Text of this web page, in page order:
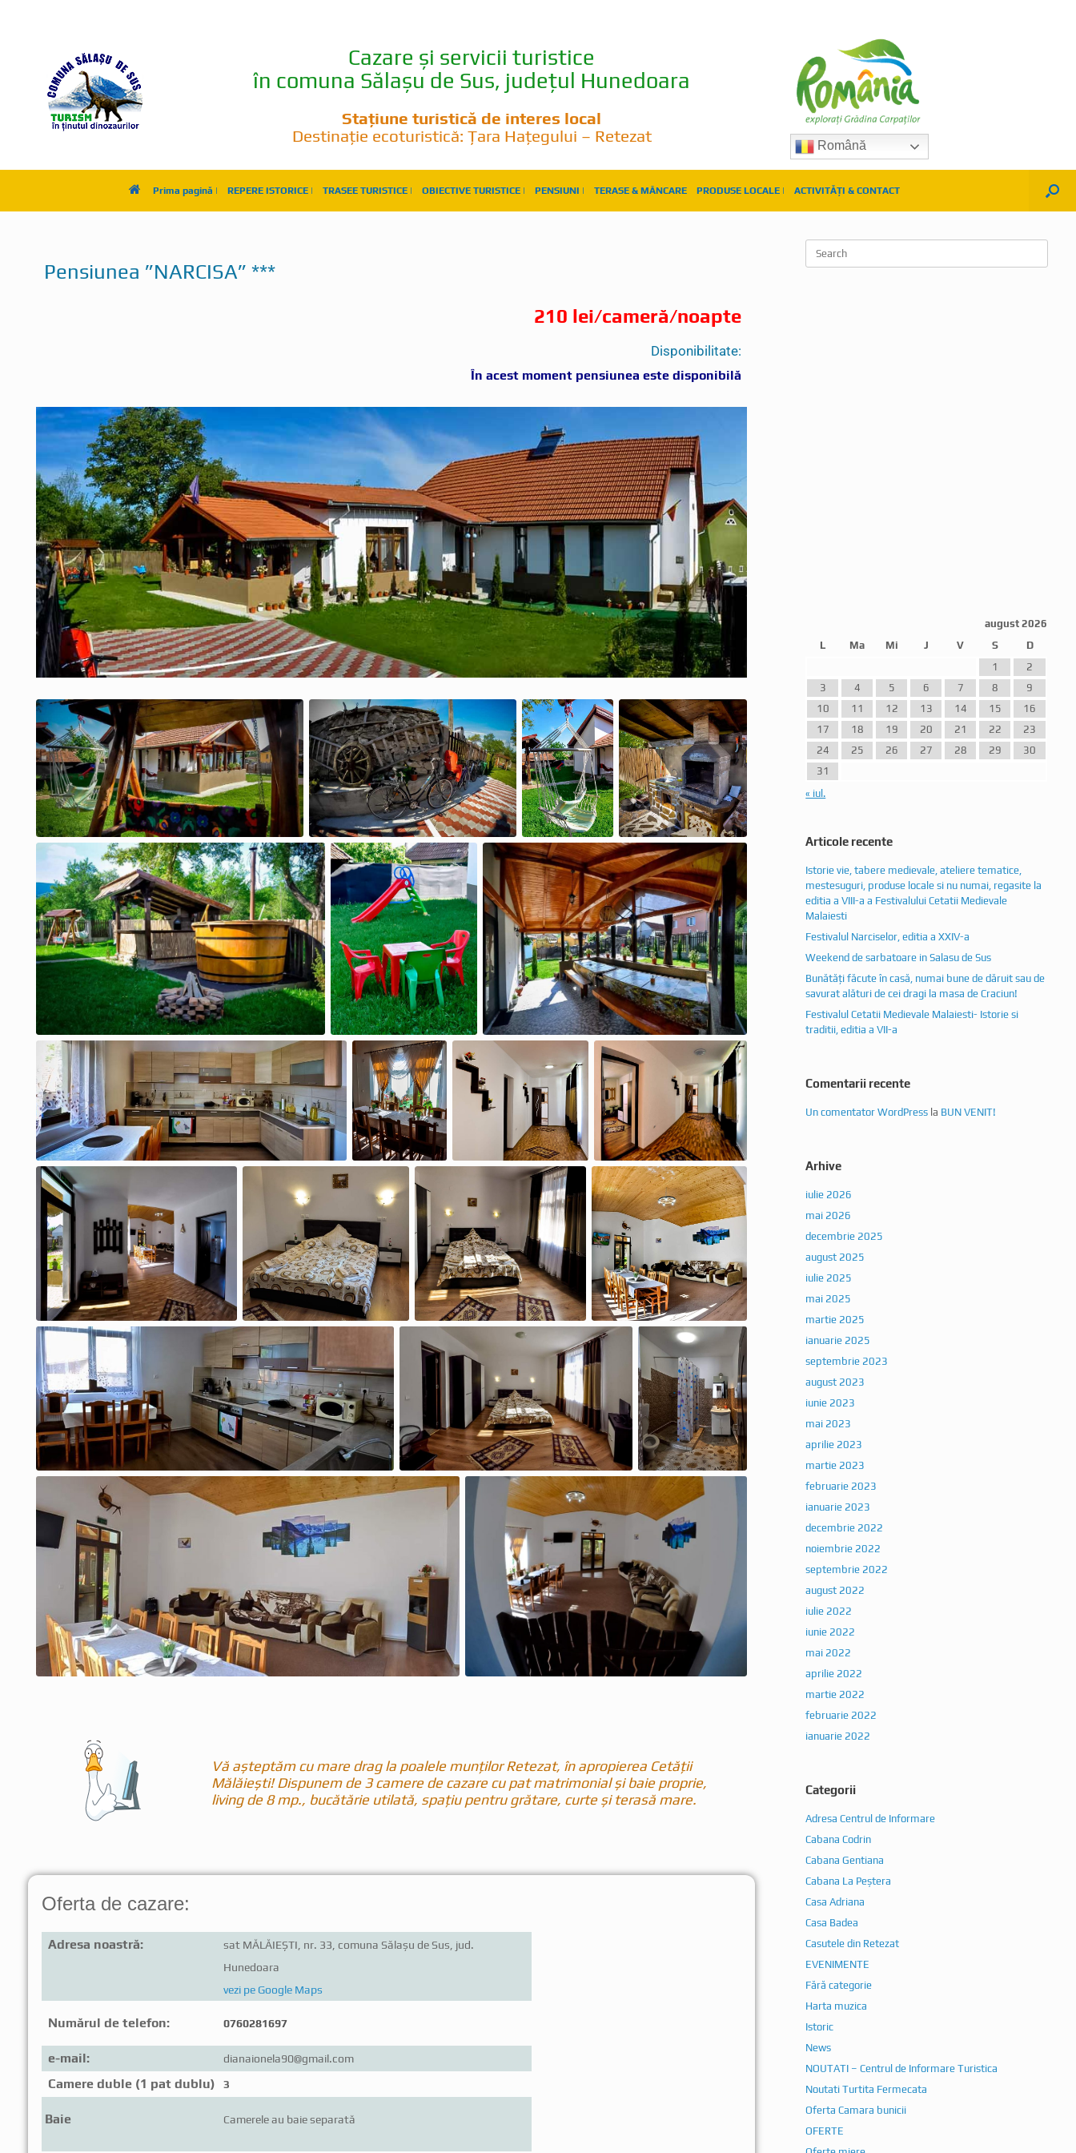
Cazare și servicii turistice
în comuna Sălașu de Sus, județul Hunedoara
Stațiune turistică de interes local
Destinație ecoturistică: Țara Hațegului – Retezat
Română
Prima pagină | REPERE ISTORICE | TRASEE TURISTICE | OBIECTIVE TURISTICE | PENSIUNI | TERASE & MÂNCARE PRODUSE LOCALE | ACTIVITĂȚI & CONTACT
Pensiunea ”NARCISA” ***
210 lei/cameră/noapte
Disponibilitate:
În acest moment pensiunea este disponibilă
Vă așteptăm cu mare drag la poalele munților Retezat, în apropierea Cetății
Mălăiești! Dispunem de 3 camere de cazare cu pat matrimonial și baie proprie,
living de 8 mp., bucătărie utilată, spațiu pentru grătare, curte și terasă mare.
Oferta de cazare:
Adresa noastră:
sat MĂLĂIEȘTI, nr. 33, comuna Sălașu de Sus, jud.
Hunedoara
vezi pe Google Maps
Numărul de telefon: 0760281697
e-mail: dianaionela90@gmail.com
Camere duble (1 pat dublu) 3
Baie Camerele au baie separată
august 2026
L
Ma Mi J V S
D
1
2
3
4 5 6 7 8
9
10
11 12 13 14 15
16
17
18 19 20 21 22
23
24
25 26 27 28 29
30
31
« iul.
Articole recente
Istorie vie, tabere medievale, ateliere tematice,
mestesuguri, produse locale si nu numai, regasite la
editia a VIII-a a Festivalului Cetatii Medievale
Malaiesti
Festivalul Narciselor, editia a XXIV-a
Weekend de sarbatoare in Salasu de Sus
Bunătăți făcute în casă, numai bune de dăruit sau de
savurat alături de cei dragi la masa de Craciun!
Festivalul Cetatii Medievale Malaiesti- Istorie si
traditii, editia a VII-a
Comentarii recente
Un comentator WordPress la BUN VENIT!
Arhive
iulie 2026
mai 2026
decembrie 2025
august 2025
iulie 2025
mai 2025
martie 2025
ianuarie 2025
septembrie 2023
august 2023
iunie 2023
mai 2023
aprilie 2023
martie 2023
februarie 2023
ianuarie 2023
decembrie 2022
noiembrie 2022
septembrie 2022
august 2022
iulie 2022
iunie 2022
mai 2022
aprilie 2022
martie 2022
februarie 2022
ianuarie 2022
Categorii
Adresa Centrul de Informare
Cabana Codrin
Cabana Gentiana
Cabana La Peștera
Casa Adriana
Casa Badea
Casutele din Retezat
EVENIMENTE
Fără categorie
Harta muzica
Istoric
News
NOUTATI – Centrul de Informare Turistica
Noutati Turtita Fermecata
Oferta Camara bunicii
OFERTE